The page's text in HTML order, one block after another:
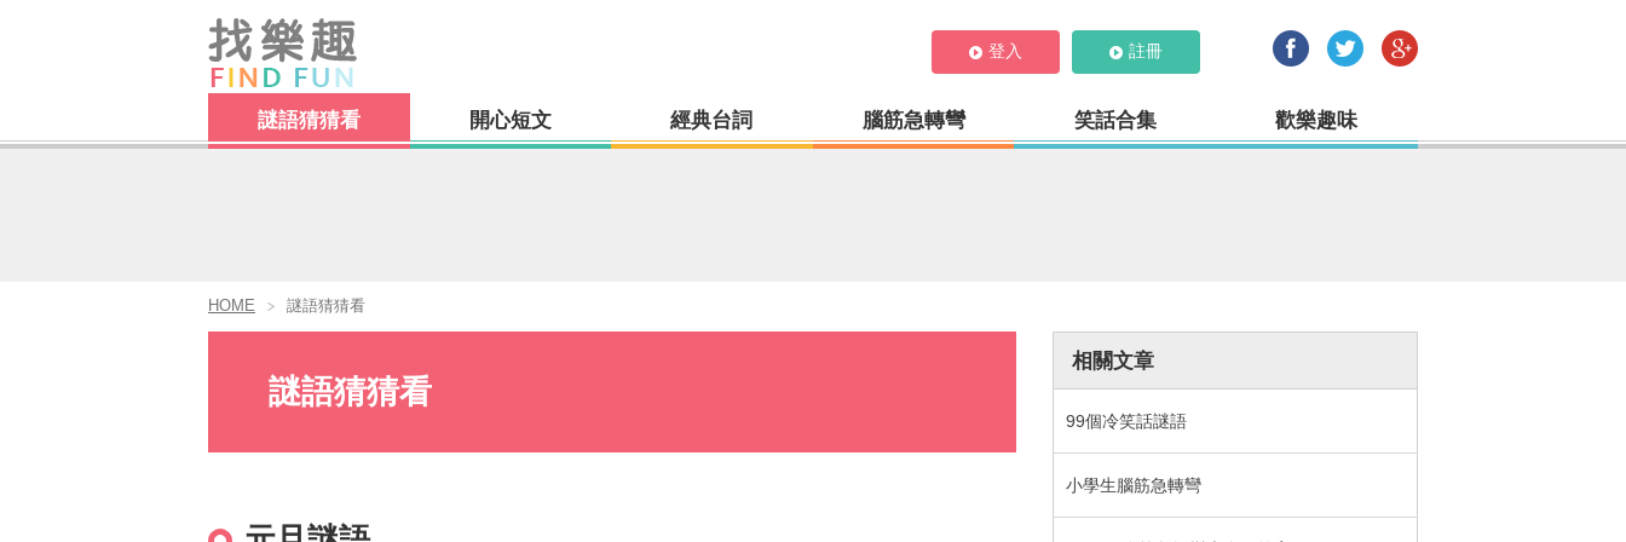
登入 註冊
謎語猜猜看 開心短文 經典台詞 腦筋急轉彎 笑話合集 歡樂趣味
HOME 謎語猜猜看
謎語猜猜看
相關文章
99個冷笑話謎語
小學生腦筋急轉彎